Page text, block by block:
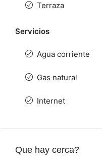
Terraza
Servicios
Agua corriente
Gas natural
Internet
Que hay cerca?